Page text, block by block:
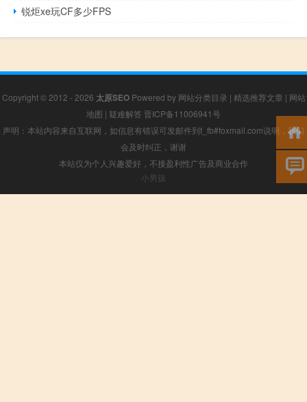
锐炬xe玩CF多少FPS
Copyright © 2012 - 2026 太原SEOPowered by 网站分类目录 | 精选推荐文章 | 网站
地图 | 疑难解答 晋ICP备11006941号
声明：本站内容来自互联网，如信息有错误可发邮件到f_fb#foxmail.com说明，我们
会及时纠正，谢谢
本站仅为个人兴趣爱好，不接盈利性广告及商业合作
小男孩